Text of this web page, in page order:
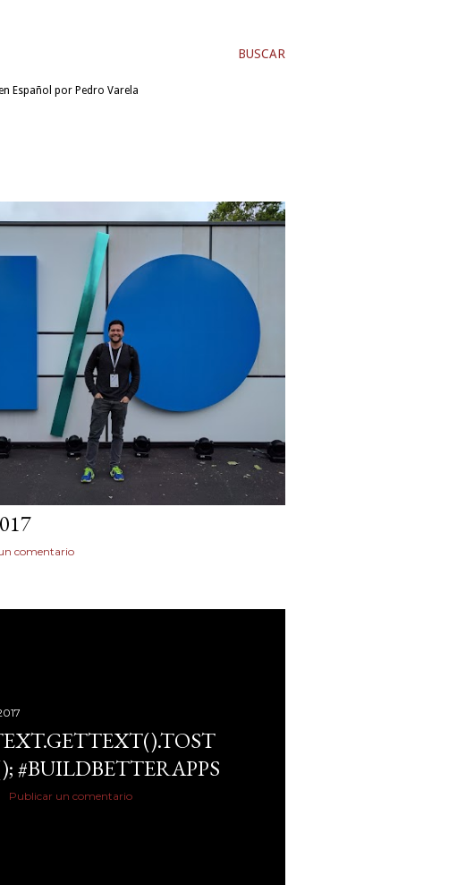
BUSCAR
Español por Pedro Varela
comentario
#BUILDBETTERAPPS
Publicar un comentario